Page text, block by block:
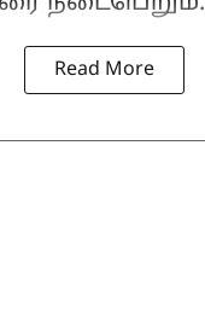
Read More